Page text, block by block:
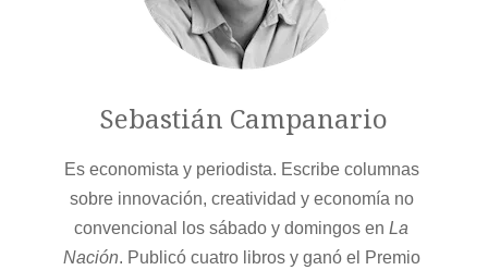
Sebastián Campanario
Es economista y periodista. Escribe columnas
sobre innovación, creatividad y economía no
convencional los sábado y domingos en La
Nación. Publicó cuatro libros y ganó el Premio